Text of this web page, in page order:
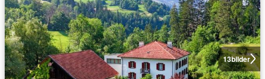
13bilder